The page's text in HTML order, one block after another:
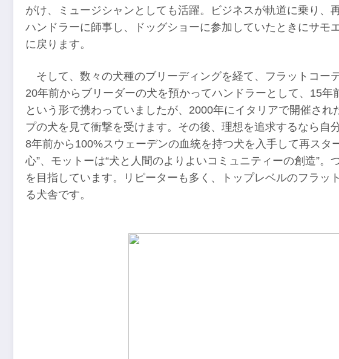
がけ、ミュージシャンとしても活躍。ビジネスが軌道に乗り、
ハンドラーに師事し、ドッグショーに参加していたときにサモ
に戻ります。
そして、数々の犬種のブリーディングを経て、フラットコー
20年前からブリーダーの犬を預かってハンドラーとして、15年
という形で携わっていましたが、2000年にイタリアで開催され
プの犬を見て衝撃を受けます。その後、理想を追求するなら自
8年前から100%スウェーデンの血統を持つ犬を入手して再スタ
心”、モットーは“犬と人間のよりよいコミュニティーの創造”
を目指しています。リピーターも多く、トップレベルのフラッ
る犬舎です。